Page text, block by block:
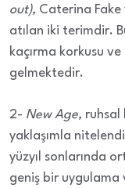
out), Caterina
atılan iki terimdir.
kaçırma korkusu
gelmektedir.
2- New Age, ruhsal
yaklaşımla
yüzyıl sonlarında
geniş bir uygulama